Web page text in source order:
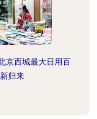
京西城最大日用百
归来